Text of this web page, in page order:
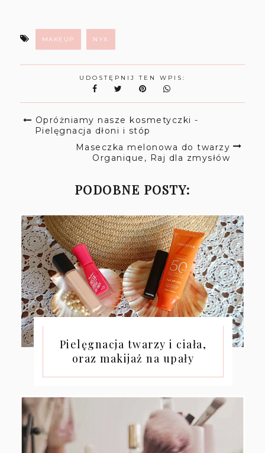
MAKEUP NYX
UDOSTĘPNIJ TEN WPIS:
Opróżniamy nasze kosmetyczki -
Pielęgnacja dłoni i stóp
Maseczka melonowa do twarzy
Organique, Raj dla zmysłów
PODOBNE POSTY:
Pielęgnacja twarzy i ciała,
oraz makijaż na upały